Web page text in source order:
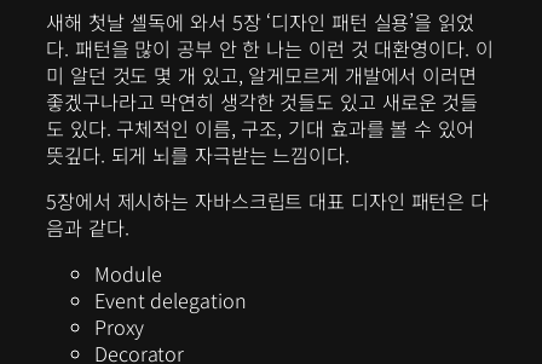
새해 첫날 셀독에 와서 5장 ‘디자인 패턴 실용’을 읽었
다. 패턴을 많이 공부 안 한 나는 이런 것 대환영이다. 이
미 알던 것도 몇 개 있고, 알게모르게 개발에서 이러면
좋겠구나라고 막연히 생각한 것들도 있고 새로운 것들
도 있다. 구체적인 이름, 구조, 기대 효과를 볼 수 있어
뜻깊다. 되게 뇌를 자극받는 느낌이다.
5장에서 제시하는 자바스크립트 대표 디자인 패턴은 다
음과 같다.
Module
Event delegation
Proxy
Decorator